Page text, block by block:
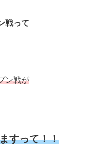
戦って
ン戦が
すって！！